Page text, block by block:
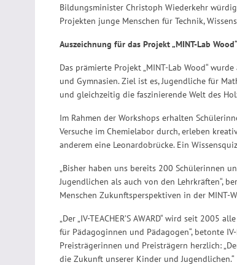
Bildungsminister Christoph Wiederkehr
Projekten junge Menschen für Technik,
Auszeichnung für das Projekt „MINT-Lab Wood“
Das prämierte Projekt „MINT-Lab Wood“
und Gymnasien. Ziel ist es, Jugendliche für
und gleichzeitig die faszinierende Welt des
Im Rahmen der Workshops erhalten
Versuche im Chemielabor durch, erleben
anderem eine Leonardobrücke. Ein
„Bisher haben uns bereits 200 Schülerinnen
Jugendlichen als auch von den Lehrkräften“,
Menschen Zukunftsperspektiven in der MINT-
„Der „IV-TEACHER’S AWARD“ wird seit
für Pädagoginnen und Pädagogen“, betonte
Preisträgerinnen und Preisträgern herzlich:
die Zukunft unserer Kinder und Jugendlichen.“